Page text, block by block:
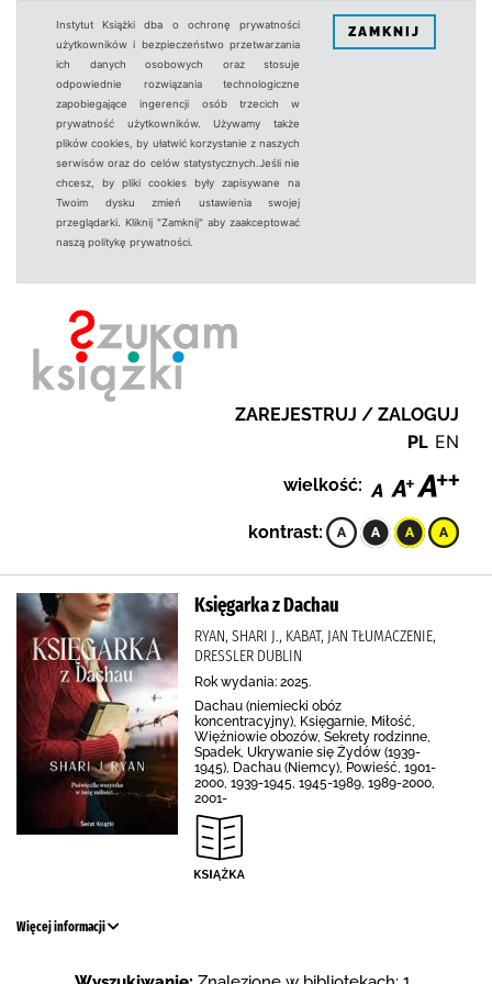
Instytut Książki dba o ochronę prywatności
użytkowników i bezpieczeństwo przetwarzania
ich danych osobowych oraz stosuje
odpowiednie rozwiązania technologiczne
zapobiegające ingerencji osób trzecich w
prywatność użytkowników. Używamy także
plików cookies, by ułatwić korzystanie z naszych
serwisów oraz do celów statystycznych.Jeśli nie
chcesz, by pliki cookies były zapisywane na
Twoim dysku zmień ustawienia swojej
przeglądarki. Kliknij "Zamknij" aby zaakceptować
naszą politykę prywatności.
ZAMKNIJ
ZAREJESTRUJ / ZALOGUJ
PL EN
wielkość:
kontrast:
Księgarka z Dachau
RYAN, SHARI J., KABAT, JAN TŁUMACZENIE,
DRESSLER DUBLIN
Rok wydania: 2025.
Dachau (niemiecki obóz
koncentracyjny), Księgarnie, Miłość,
Więźniowie obozów, Sekrety rodzinne,
Spadek, Ukrywanie się Żydów (1939-
1945), Dachau (Niemcy), Powieść, 1901-
2000, 1939-1945, 1945-1989, 1989-2000,
2001-
Więcej informacji